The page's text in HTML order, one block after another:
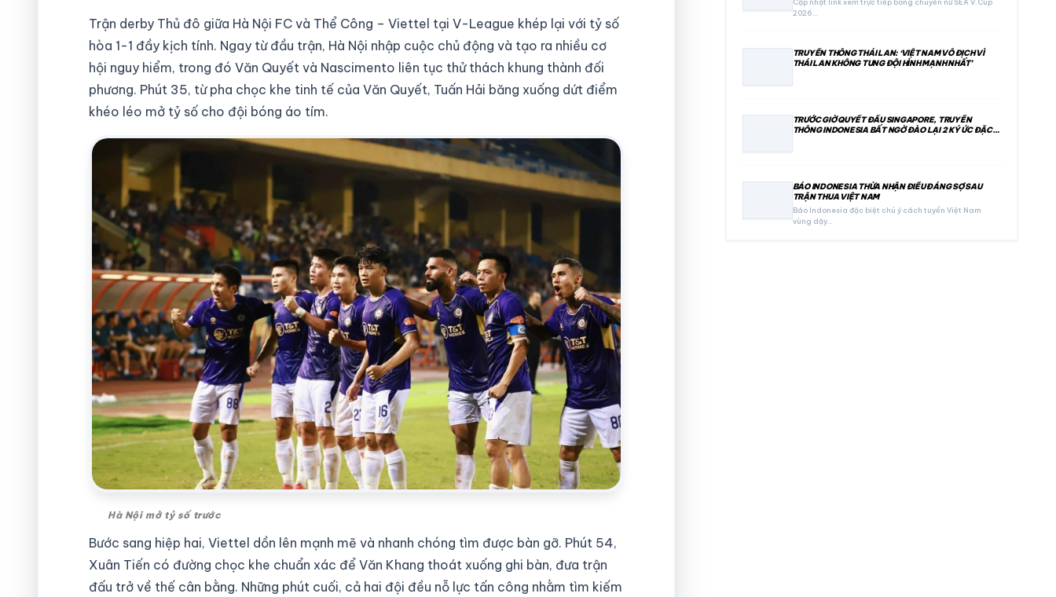
Trận derby Thủ đô giữa Hà Nội FC và Thể Công – Viettel tại V-League khép lại với tỷ số
hòa 1-1 đầy kịch tính. Ngay từ đầu trận, Hà Nội nhập cuộc chủ động và tạo ra nhiều cơ
hội nguy hiểm, trong đó Văn Quyết và Nascimento liên tục thử thách khung thành đối
phương. Phút 35, từ pha chọc khe tinh tế của Văn Quyết, Tuấn Hải băng xuống dứt điểm
khéo léo mở tỷ số cho đội bóng áo tím.
Hà Nội mở tỷ số trước
Bước sang hiệp hai, Viettel dồn lên mạnh mẽ và nhanh chóng tìm được bàn gỡ. Phút 54,
Xuân Tiến có đường chọc khe chuẩn xác để Văn Khang thoát xuống ghi bàn, đưa trận
đấu trở về thế cân bằng. Những phút cuối, cả hai đội đều nỗ lực tấn công nhằm tìm kiếm
Cập nhật link xem trực tiếp bóng chuyền nữ SEA V.Cup
2026…
TRUYỀN THÔNG THÁI LAN: ‘VIỆT NAM VÔ ĐỊCH VÌ
THÁI LAN KHÔNG TUNG ĐỘI HÌNH MẠNH NHẤT’
TRƯỚC GIỜ QUYẾT ĐẤU SINGAPORE, TRUYỀN
THÔNG INDONESIA BẤT NGỜ ĐÀO LẠI 2 KÝ ỨC ĐẶC
BÁO INDONESIA THỪA NHẬN ĐIỀU ĐÁNG SỢ SAU
TRẬN THUA VIỆT NAM
Báo Indonesia đặc biệt chú ý cách tuyển Việt Nam
vùng dậy…